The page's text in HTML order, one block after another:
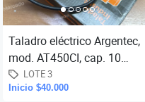
Taladro eléctrico Argentec,
mod. AT450CI, cap. 10
mm., potencia 450 w., y 1
atornillador a batería A
LOTE 3
Inicio $40.000